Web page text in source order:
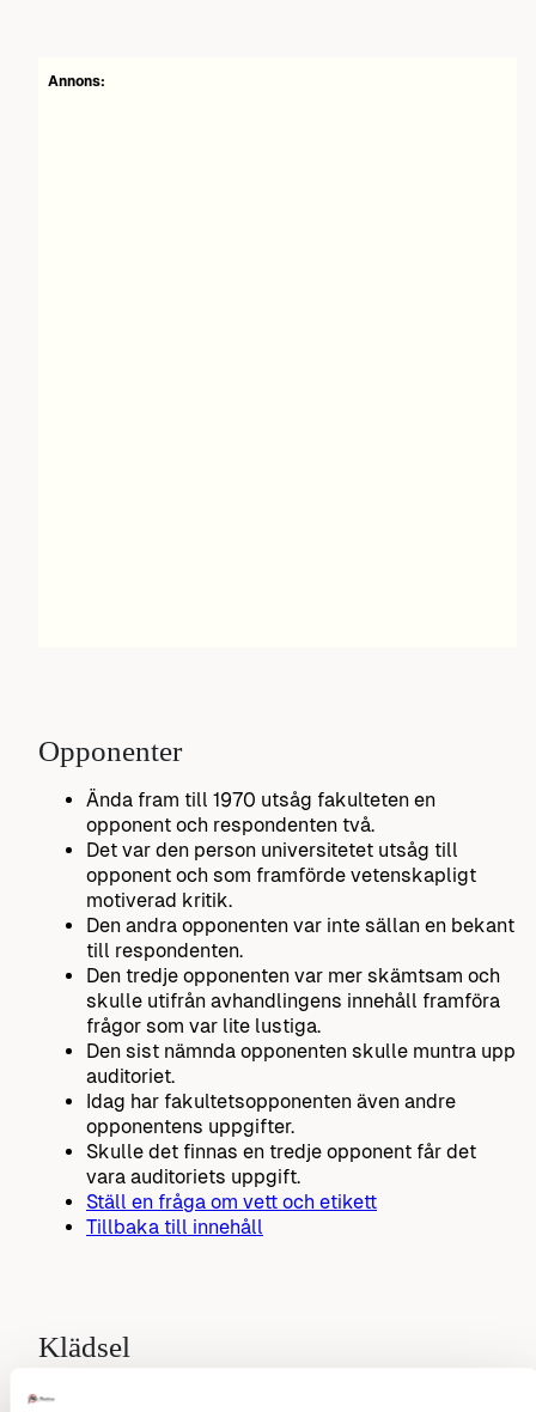
Annons:
Opponenter
Ända fram till 1970 utsåg fakulteten en
opponent och respondenten två.
Det var den person universitetet utsåg till
opponent och som framförde vetenskapligt
motiverad kritik.
Den andra opponenten var inte sällan en bekant
till respondenten.
Den tredje opponenten var mer skämtsam och
skulle utifrån avhandlingens innehåll framföra
frågor som var lite lustiga.
Den sist nämnda opponenten skulle muntra upp
auditoriet.
Idag har fakultetsopponenten även andre
opponentens uppgifter.
Skulle det finnas en tredje opponent får det
vara auditoriets uppgift.
Ställ en fråga om vett och etikett
Tillbaka till innehåll
Klädsel